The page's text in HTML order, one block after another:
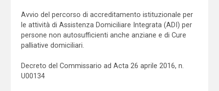
Avvio del percorso di accreditamento istituzionale per
le attività di Assistenza Domiciliare Integrata (ADI) per
persone non autosufficienti anche anziane e di Cure
palliative domiciliari.
Decreto del Commissario ad Acta 26 aprile 2016, n.
U00134